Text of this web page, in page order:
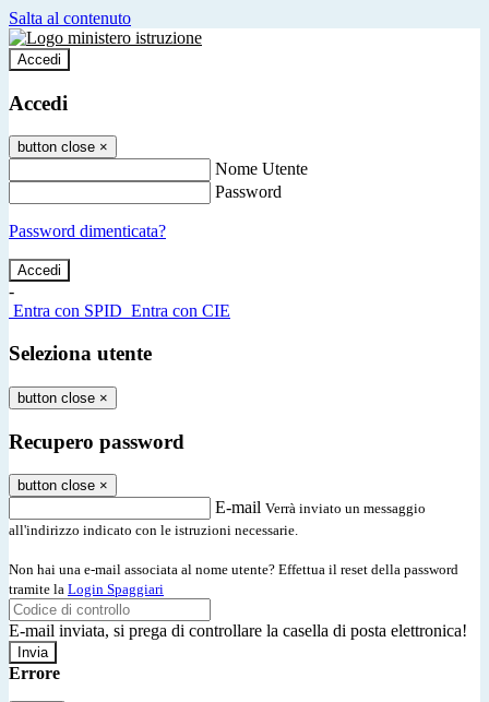
Salta al contenuto
Accedi
Accedi
button close ×
Nome Utente
Password
Password dimenticata?
-
Entra con SPID Entra con CIE
Seleziona utente
button close ×
Recupero password
button close ×
E-mail Verrà inviato un messaggio
all'indirizzo indicato con le istruzioni necessarie.
Non hai una e-mail associata al nome utente? Effettua il reset della password
tramite la Login Spaggiari
E-mail inviata, si prega di controllare la casella di posta elettronica!
Errore